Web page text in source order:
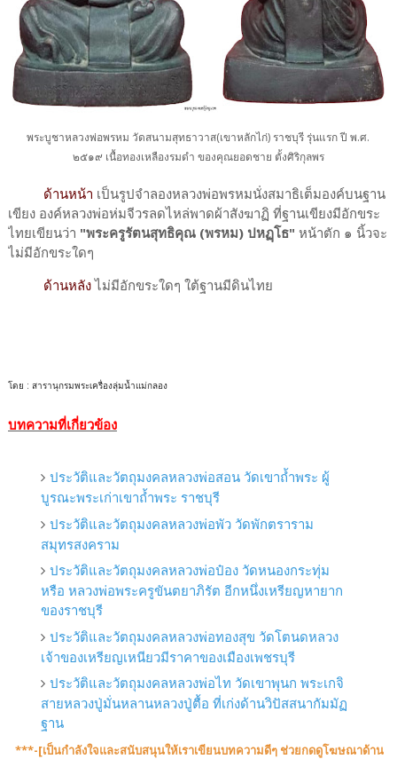
พระบูชาหลวงพ่อพรหม วัดสนามสุทธาวาส(เขาหลักไก่) ราชบุรี รุ่นแรก ปี พ.ศ.
๒๕๑๙ เนื้อทองเหลืองรมดำ ของคุณยอดชาย ตั้งศิริกุลพร
ด้านหน้า เป็นรูปจำลองหลวงพ่อพรหมนั่งสมาธิเต็มองค์บนฐาน
เขียง องค์หลวงพ่อห่มจีวรลดไหล่พาดผ้าสังฆาฏิ ที่ฐานเขียงมีอักขระ
ไทยเขียนว่า "พระครูรัตนสุทธิคุณ (พรหม) ปหฏฺโธ" หน้าตัก ๑ นิ้วจะ
ไม่มีอักขระใดๆ
ด้านหลังไม่มีอักขระใดๆ ใต้ฐานมีดินไทย
โดย : สารานุกรม​พระเครื่อง​ลุ่ม​น้ำแม่กลอง
บทความที่เกี่ยวข้อง
ประวัติและวัตถุมงคลหลวงพ่อสอน วัดเขาถ้ำพระ ผู้
บูรณะพระเก่าเขาถ้ำพระ ราชบุรี
ประวัติและวัตถุมงคลหลวงพ่อพัว วัดพักตราราม
สมุทรสงคราม
ประวัติและวัตถุมงคลหลวงพ่อป๋อง วัดหนองกระทุ่ม
หรือ หลวงพ่อพระครูขันตยาภิรัต อีกหนึ่งเหรียญหายาก
ของราชบุรี
ประวัติและวัตถุมงคลหลวงพ่อทองสุข วัดโตนดหลวง
เจ้าของเหรียญเหนียวมีราคาของเมืองเพชรบุรี
ประวัติและวัตถุมงคลหลวงพ่อไท วัดเขาพุนก พระเกจิ
สายหลวงปู่มั่นหลานหลวงปู่ตื้อ ที่เก่งด้านวิปัสสนากัมมัฏ
ฐาน
***-[เป็นกำลังใจและสนับสนุน​ให้เราเขียนบทความดีๆ ช่วยกดดูโฆษณาด้าน